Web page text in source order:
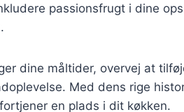
passionsfrugt i dine
dine måltider, overvej at
Med dens rige
en plads i dit køkken.